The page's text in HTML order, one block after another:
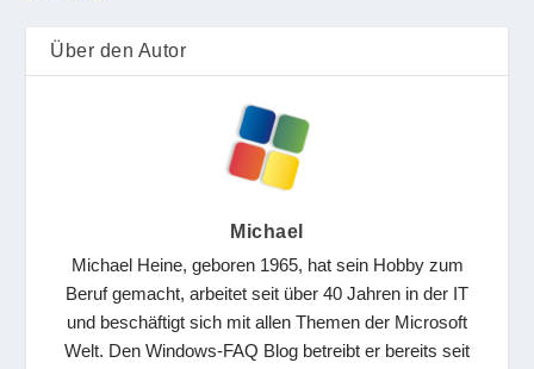
Über den Autor
Michael
Michael Heine, geboren 1965, hat sein Hobby zum
Beruf gemacht, arbeitet seit über 40 Jahren in der IT
und beschäftigt sich mit allen Themen der Microsoft
Welt. Den Windows-FAQ Blog betreibt er bereits seit